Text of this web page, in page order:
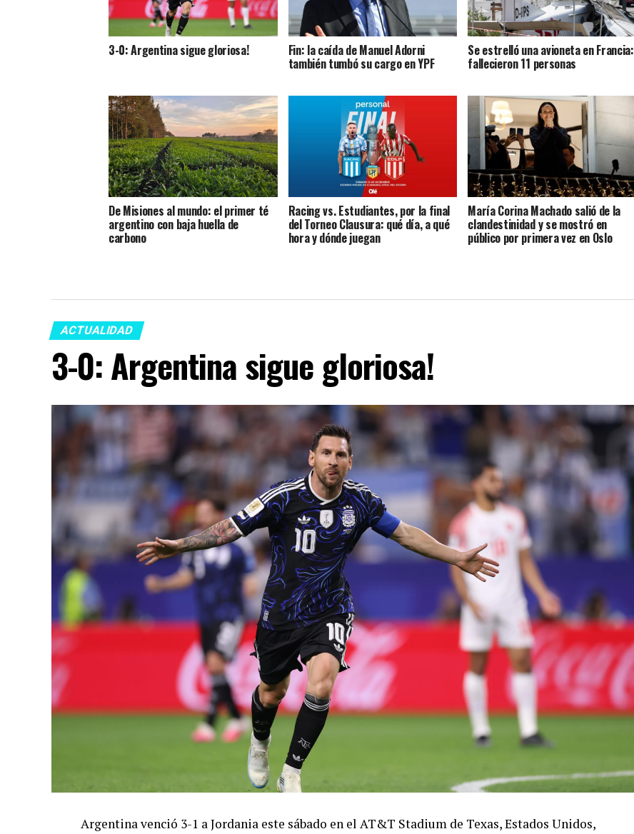
3-0: Argentina sigue gloriosa! Fin: la caída de Manuel Adorni
también tumbó su cargo en YPF
Se estrelló una avioneta en Francia:
fallecieron 11 personas
De Misiones al mundo: el primer té
argentino con baja huella de
carbono
Racing vs. Estudiantes, por la final
del Torneo Clausura: qué día, a qué
hora y dónde juegan
María Corina Machado salió de la
clandestinidad y se mostró en
público por primera vez en Oslo
ACTUALIDAD
3-0: Argentina sigue gloriosa!
Argentina venció 3-1 a Jordania este sábado en el AT&T Stadium de Texas, Estados Unidos,